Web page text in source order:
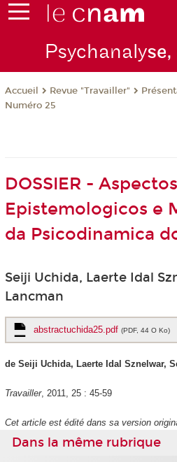
Psychanaly
Accueil Revue "Travailler"
Numéro 25
DOSSIER - Aspectos
Epistemologicos e
da Psicodinamica
Seiji Uchida, Laerte Idal
Lancman
abstractuchida25.pdf (PDF, 44 O Ko)
de Seiji Uchida, Laerte Idal Sznelwar,
Travailler, 2011, 25 : 45-59
Cet article est édité dans sa version
Dans la même rubrique